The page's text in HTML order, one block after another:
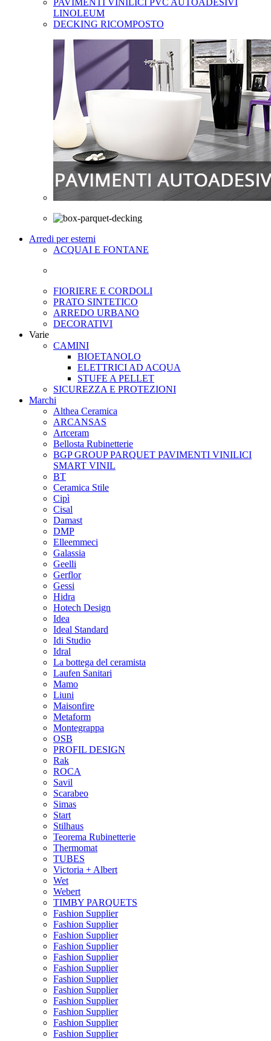
LINOLEUM
DECKING RICOMPOSTO
Arredi per esterni
ACQUAI E FONTANE
FIORIERE E CORDOLI
PRATO SINTETICO
ARREDO URBANO
DECORATIVI
Varie
CAMINI
BIOETANOLO
ELETTRICI AD ACQUA
STUFE A PELLET
SICUREZZA E PROTEZIONI
Marchi
Althea Ceramica
ARCANSAS
Artceram
Bellosta Rubinetterie
BGP GROUP PARQUET PAVIMENTI VINILICI
SMART VINIL
BT
Ceramica Stile
Cipì
Cisal
Damast
DMP
Elleemmeci
Galassia
Geelli
Gerflor
Gessi
Hidra
Hotech Design
Idea
Ideal Standard
Idi Studio
Idral
La bottega del ceramista
Laufen Sanitari
Mamo
Liuni
Maisonfire
Metaform
Montegrappa
OSB
PROFIL DESIGN
Rak
ROCA
Savil
Scarabeo
Simas
Start
Stilhaus
Teorema Rubinetterie
Thermomat
TUBES
Victoria + Albert
Wet
Webert
TIMBY PARQUETS
Fashion Supplier
Fashion Supplier
Fashion Supplier
Fashion Supplier
Fashion Supplier
Fashion Supplier
Fashion Supplier
Fashion Supplier
Fashion Supplier
Fashion Supplier
Fashion Supplier
Fashion Supplier